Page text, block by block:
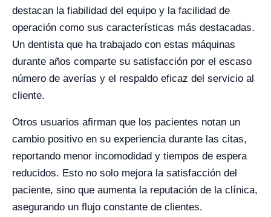
destacan la fiabilidad del equipo y la facilidad de
operación como sus características más destacadas.
Un dentista que ha trabajado con estas máquinas
durante años comparte su satisfacción por el escaso
número de averías y el respaldo eficaz del servicio al
cliente.
Otros usuarios afirman que los pacientes notan un
cambio positivo en su experiencia durante las citas,
reportando menor incomodidad y tiempos de espera
reducidos. Esto no solo mejora la satisfacción del
paciente, sino que aumenta la reputación de la clínica,
asegurando un flujo constante de clientes.